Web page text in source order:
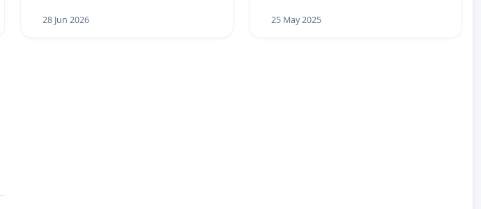
28 Jun 2026 25 May 2025